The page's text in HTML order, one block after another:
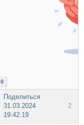
0
Поделиться
2
31.03.2024
19:42:19